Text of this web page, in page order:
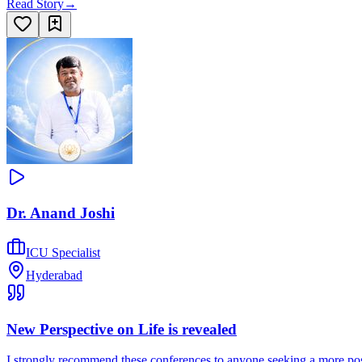
Read Story→
Dr. Anand Joshi
ICU Specialist
Hyderabad
New Perspective on Life is revealed